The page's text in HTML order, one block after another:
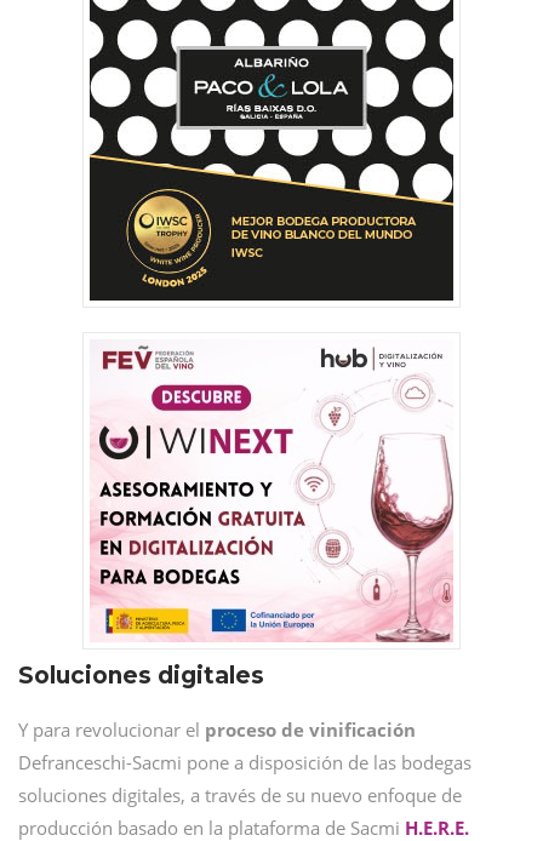
Soluciones digitales
Y para revolucionar el proceso de vinificación
Defranceschi-Sacmi pone a disposición de las bodegas
soluciones digitales, a través de su nuevo enfoque de
producción basado en la plataforma de Sacmi H.E.R.E.